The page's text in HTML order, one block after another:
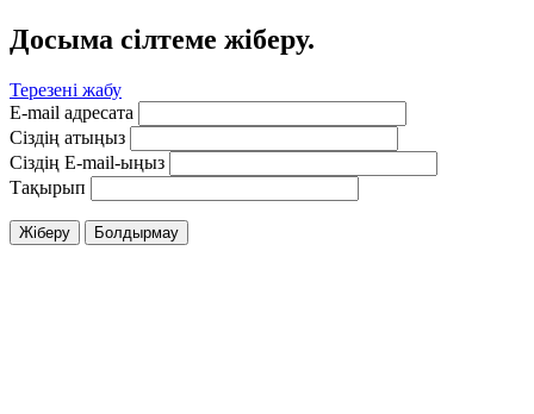
Досыма сілтеме жіберу.
Терезені жабу
E-mail адресата
Сіздің атыңыз
Сіздің E-mail-ыңыз
Тақырып
Жіберу Болдырмау